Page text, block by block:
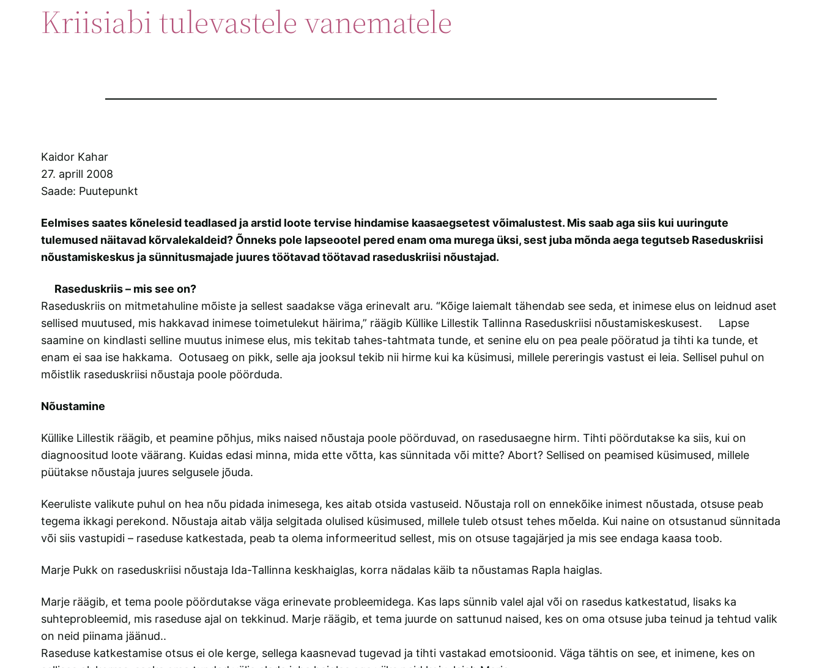
Kriisiabi tulevastele vanematele
Kaidor Kahar
27. aprill 2008
Saade: Puutepunkt
Eelmises saates kõnelesid teadlased ja arstid loote tervise hindamise kaasaegsetest võimalustest. Mis saab aga siis kui uuringute
tulemused näitavad kõrvalekaldeid? Õnneks pole lapseootel pered enam oma murega üksi, sest juba mõnda aega tegutseb Raseduskriisi
nõustamiskeskus ja sünnitusmajade juures töötavad töötavad raseduskriisi nõustajad.
Raseduskriis – mis see on?
Raseduskriis on mitmetahuline mõiste ja sellest saadakse väga erinevalt aru. “Kõige laiemalt tähendab see seda, et inimese elus on leidnud aset
sellised muutused, mis hakkavad inimese toimetulekut häirima,” räägib Küllike Lillestik Tallinna Raseduskriisi nõustamiskeskusest. Lapse
saamine on kindlasti selline muutus inimese elus, mis tekitab tahes-tahtmata tunde, et senine elu on pea peale pööratud ja tihti ka tunde, et
enam ei saa ise hakkama. Ootusaeg on pikk, selle aja jooksul tekib nii hirme kui ka küsimusi, millele pereringis vastust ei leia. Sellisel puhul on
mõistlik raseduskriisi nõustaja poole pöörduda.
Nõustamine
Küllike Lillestik räägib, et peamine põhjus, miks naised nõustaja poole pöörduvad, on rasedusaegne hirm. Tihti pöördutakse ka siis, kui on
diagnoositud loote väärang. Kuidas edasi minna, mida ette võtta, kas sünnitada või mitte? Abort? Sellised on peamised küsimused, millele
püütakse nõustaja juures selgusele jõuda.
Keeruliste valikute puhul on hea nõu pidada inimesega, kes aitab otsida vastuseid. Nõustaja roll on ennekõike inimest nõustada, otsuse peab
tegema ikkagi perekond. Nõustaja aitab välja selgitada olulised küsimused, millele tuleb otsust tehes mõelda. Kui naine on otsustanud sünnitada
või siis vastupidi – raseduse katkestada, peab ta olema informeeritud sellest, mis on otsuse tagajärjed ja mis see endaga kaasa toob.
Marje Pukk on raseduskriisi nõustaja Ida-Tallinna keskhaiglas, korra nädalas käib ta nõustamas Rapla haiglas.
Marje räägib, et tema poole pöördutakse väga erinevate probleemidega. Kas laps sünnib valel ajal või on rasedus katkestatud, lisaks ka
suhteprobleemid, mis raseduse ajal on tekkinud. Marje räägib, et tema juurde on sattunud naised, kes on oma otsuse juba teinud ja tehtud valik
on neid piinama jäänud..
Raseduse katkestamise otsus ei ole kerge, sellega kaasnevad tugevad ja tihti vastakad emotsioonid. Väga tähtis on see, et inimene, kes on